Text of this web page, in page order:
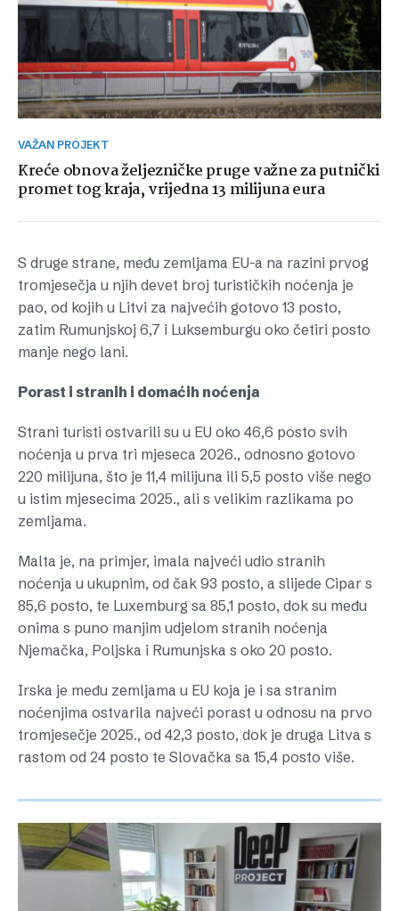
VAŽAN PROJEKT
Kreće obnova željezničke pruge važne za putnički
promet tog kraja, vrijedna 13 milijuna eura
S druge strane, među zemljama EU-a na razini prvog
tromjesečja u njih devet broj turističkih noćenja je
pao, od kojih u Litvi za najvećih gotovo 13 posto,
zatim Rumunjskoj 6,7 i Luksemburgu oko četiri posto
manje nego lani.
Porast i stranih i domaćih noćenja
Strani turisti ostvarili su u EU oko 46,6 posto svih
noćenja u prva tri mjeseca 2026., odnosno gotovo
220 milijuna, što je 11,4 milijuna ili 5,5 posto više nego
u istim mjesecima 2025., ali s velikim razlikama po
zemljama.
Malta je, na primjer, imala najveći udio stranih
noćenja u ukupnim, od čak 93 posto, a slijede Cipar s
85,6 posto, te Luxemburg sa 85,1 posto, dok su među
onima s puno manjim udjelom stranih noćenja
Njemačka, Poljska i Rumunjska s oko 20 posto.
Irska je među zemljama u EU koja je i sa stranim
noćenjima ostvarila najveći porast u odnosu na prvo
tromjesečje 2025., od 42,3 posto, dok je druga Litva s
rastom od 24 posto te Slovačka sa 15,4 posto više.